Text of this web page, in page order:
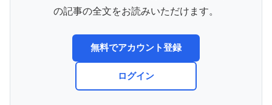
の記事の全文をお読みいただけます。
無料でアカウント登録
ログイン